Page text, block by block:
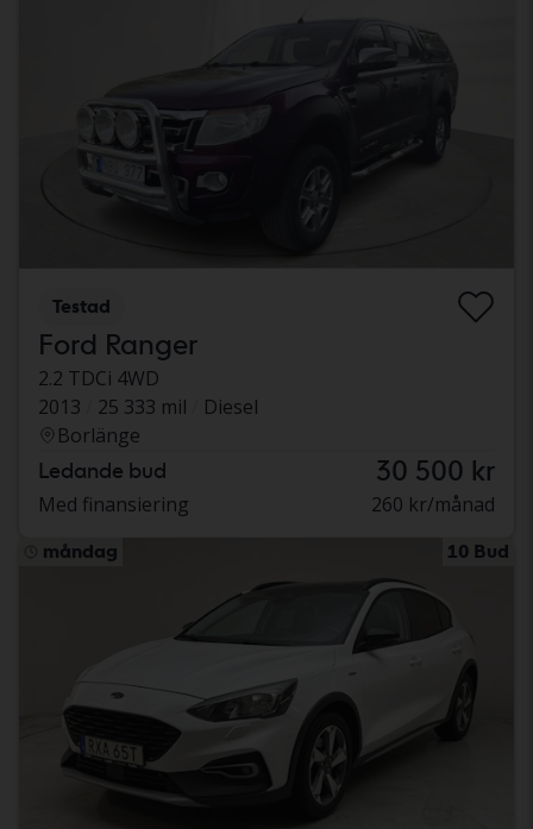
Testad
Ford Ranger
2.2 TDCi 4WD
2013
25 333 mil
Diesel
Borlänge
Ledande bud 30 500 kr
Med finansiering 260 kr/månad
måndag 10 Bud